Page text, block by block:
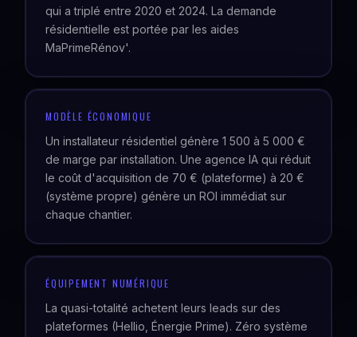
qui a triplé entre 2020 et 2024. La demande
résidentielle est portée par les aides
MaPrimeRénov'.
MODÈLE ÉCONOMIQUE
Un installateur résidentiel génère 1 500 à 5 000 €
de marge par installation. Une agence IA qui réduit
le coût d'acquisition de 70 € (plateforme) à 20 €
(système propre) génère un ROI immédiat sur
chaque chantier.
ÉQUIPEMENT NUMÉRIQUE
La quasi-totalité achetent leurs leads sur des
plateformes (Hellio, Énergie Prime). Zéro système